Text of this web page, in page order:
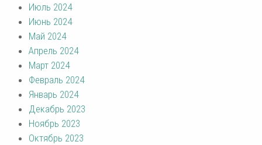
Июль 2024
Июнь 2024
Май 2024
Апрель 2024
Март 2024
Февраль 2024
Январь 2024
Декабрь 2023
Ноябрь 2023
Октябрь 2023